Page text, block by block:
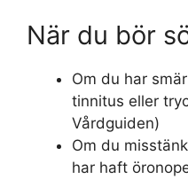
När du bör
Om du har
tinnitus eller
Vårdguiden)
Om du
har haft